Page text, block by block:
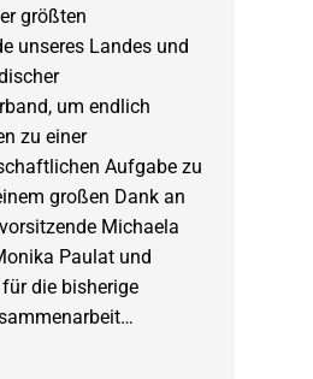
größten
unseres Landes und
um endlich
zu einer
Aufgabe zu
großen Dank an
Michaela
Paulat und
die bisherige